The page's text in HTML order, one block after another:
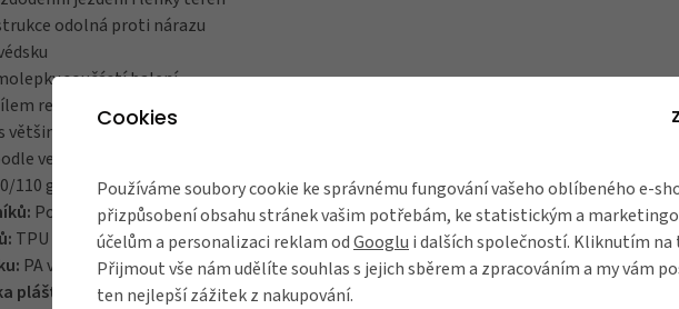
odolná proti nárazu
součástí balení
recyklovaného plastu
dětských kol, BMX i skládacích kol
velikosti kol
110 g
Polypropylen (min. 30 % recyklovaný materiál)
TPU
PA vyztužený skelnými vlákny
pláště:
65 mm
Cookies
Používáme soubory cookie ke správnému fungování vašeho oblíbeného e-
přizpůsobení obsahu stránek vašim potřebám, ke statistickým a
účelům a personalizaci reklam odGooglu i dalších společností. Kliknutím
Přijmout vše nám udělíte souhlas s jejich sběrem a zpracováním a my vám
ten nejlepší zážitek z nakupování.